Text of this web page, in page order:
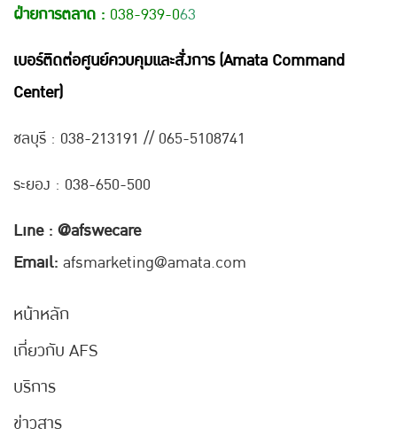
ฝ่ายการตลาด : 038-939-063
เบอร์ติดต่อศูนย์ควบคุมและสั่งการ (Amata Command
Center)
ชลบุรี : 038-213191 // 065-5108741
ระยอง : 038-650-500
Line : @afswecare
Email: afsmarketing@amata.com
หน้าหลัก
เกี่ยวกับ AFS
บริการ
ข่าวสาร